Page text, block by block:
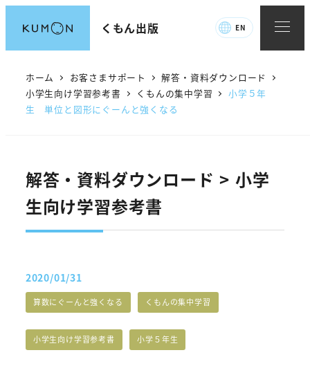
ン
くもん出版 EN
ホーム お客さまサポート
解答・資料ダウンロード
小学生向け学習参考書
くもんの集中学習
小学５年
生 単位と図形にぐーんと強くなる
解答・資料ダウンロード > 小学
生向け学習参考書
投稿日
2020/01/31
解答・資料カテゴリー
算数にぐーんと強くなる 解答・資料カテゴリー
くもんの集中学習
解答・資料カテゴリー
小学生向け学習参考書 解答・資料カテゴリー
小学５年生